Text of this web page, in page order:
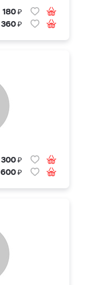
180₽
360₽
300₽
600₽